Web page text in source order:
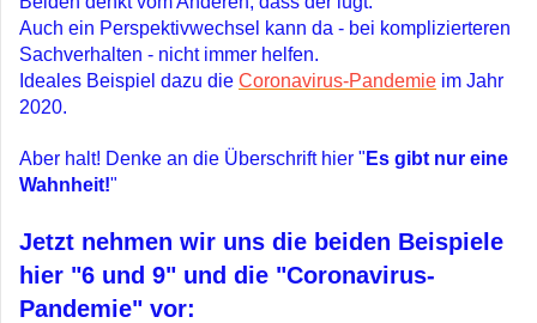
Auch ein Perspektivwechsel kann da - bei komplizierteren
Sachverhalten - nicht immer helfen.
Ideales Beispiel dazu die Coronavirus-Pandemie im Jahr
2020.
Aber halt! Denke an die Überschrift hier " Es gibt nur eine
Wahnheit!"
Jetzt nehmen wir uns die beiden Beispiele
hier "6 und 9" und die "Coronavirus-
Pandemie" vor: